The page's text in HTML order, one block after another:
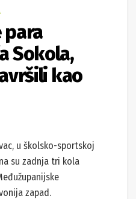
para
Sokola,
kao
u školsko-sportskoj
su zadnja tri kola
zapad.